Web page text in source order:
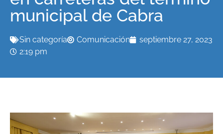
municipal de Cabra
Sin categoría Comunicación
septiembre 27, 2023
2:19 pm